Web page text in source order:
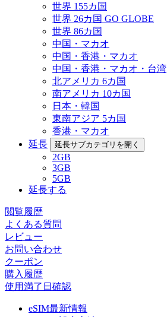
世界 155カ国
世界 26カ国 GO GLOBE
世界 86カ国
中国・マカオ
中国・香港・マカオ
中国・香港・マカオ・台湾
北アメリカ 6カ国
南アメリカ 10カ国
日本・韓国
東南アジア 5カ国
香港・マカオ
延長
延長サブカテゴリを開く
2GB
3GB
5GB
延長する
閲覧履歴
よくある質問
レビュー
お問い合わせ
クーポン
購入履歴
使用満了日確認
eSIM最新情報